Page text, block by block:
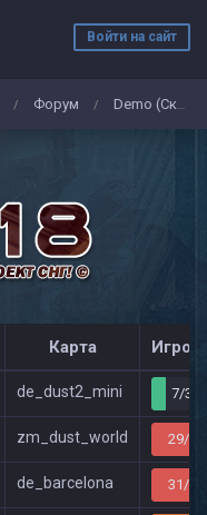
Войти на сайт
/ Форум / Demo (Скриншоты)
Карта
de_dust2_mini 7/32
zm_dust_world 29/32
de_barcelona 31/32